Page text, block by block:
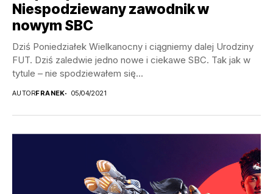
Niespodziewany zawodnik w
nowym SBC
Dziś Poniedziałek Wielkanocny i ciągniemy dalej Urodziny
FUT. Dziś zaledwie jedno nowe i ciekawe SBC. Tak jak w
tytule – nie spodziewałem się...
AUTORFRANEK 05/04/2021